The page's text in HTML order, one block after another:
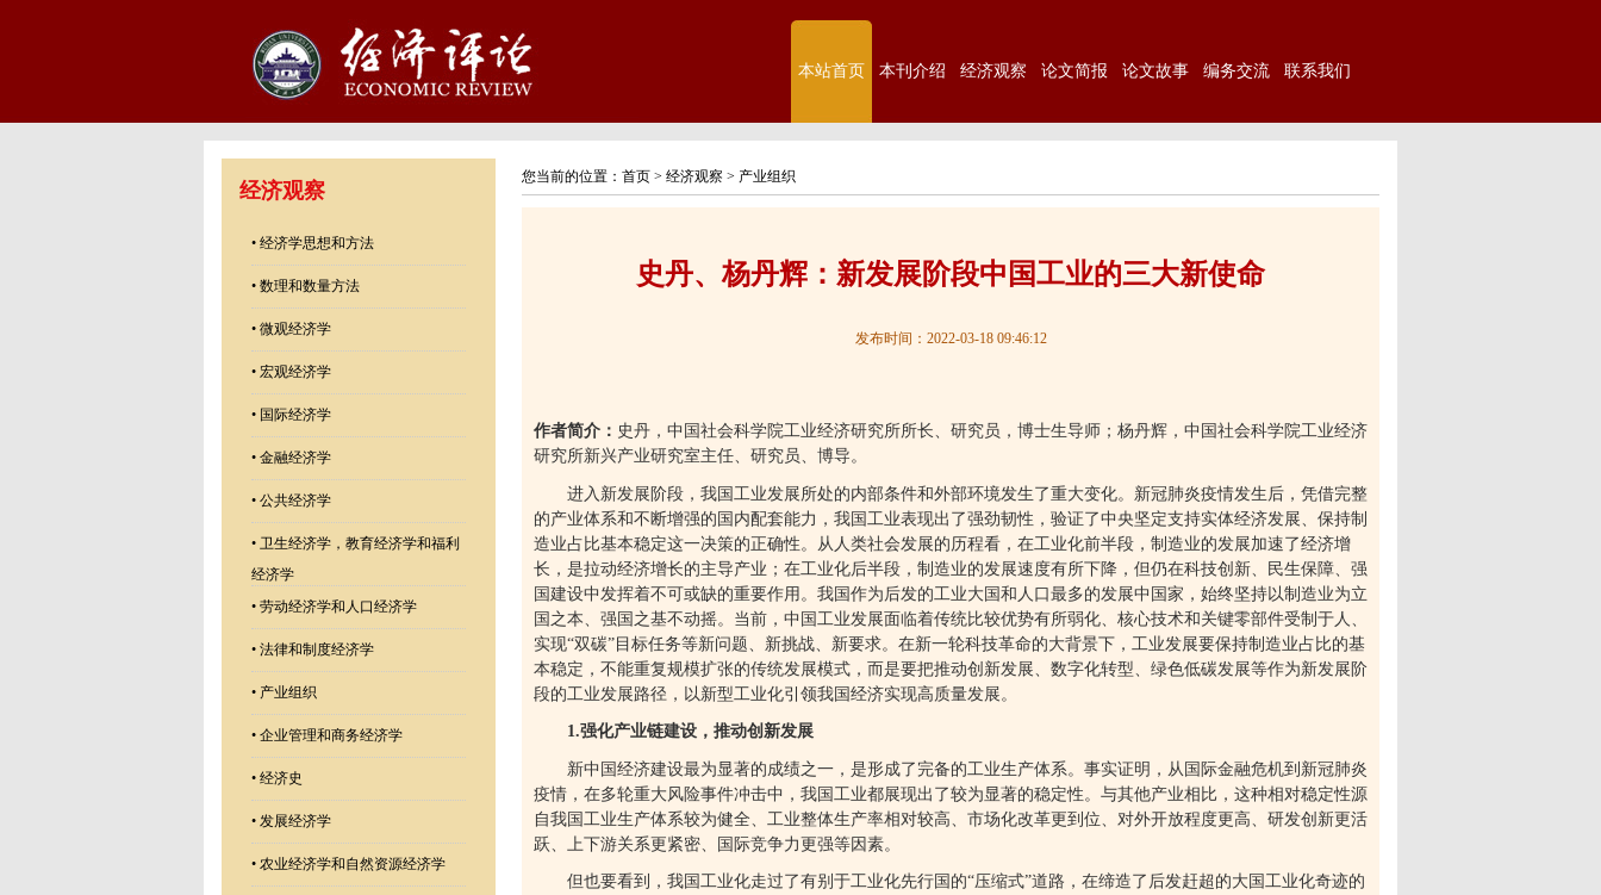
本站首页 本刊介绍 经济观察 论文简报 论文故事 编务交流 联系我们
经济观察
• 经济学思想和方法
• 数理和数量方法
• 微观经济学
• 宏观经济学
• 国际经济学
• 金融经济学
• 公共经济学
• 卫生经济学，教育经济学和福利
经济学
• 劳动经济学和人口经济学
• 法律和制度经济学
• 产业组织
• 企业管理和商务经济学
• 经济史
• 发展经济学
• 农业经济学和自然资源经济学
您当前的位置： 首页 > 经济观察 > 产业组织
史丹、杨丹辉：新发展阶段中国工业的三大新使命
发布时间：2022-03-18 09:46:12
作者简介： 史丹，中国社会科学院工业经济研究所所长、研究员，博士生导师；杨丹辉，中国社会科学院工业经济
研究所新兴产业研究室主任、研究员、博导。
进入新发展阶段，我国工业发展所处的内部条件和外部环境发生了重大变化。新冠肺炎疫情发生后，凭借完整
的产业体系和不断增强的国内配套能力，我国工业表现出了强劲韧性，验证了中央坚定支持实体经济发展、保持制
造业占比基本稳定这一决策的正确性。从人类社会发展的历程看，在工业化前半段，制造业的发展加速了经济增
长，是拉动经济增长的主导产业；在工业化后半段，制造业的发展速度有所下降，但仍在科技创新、民生保障、强
国建设中发挥着不可或缺的重要作用。我国作为后发的工业大国和人口最多的发展中国家，始终坚持以制造业为立
国之本、强国之基不动摇。当前，中国工业发展面临着传统比较优势有所弱化、核心技术和关键零部件受制于人、
实现“双碳” 目标任务等新问题、新挑战、新要求。在新一轮科技革命的大背景下，工业发展要保持制造业占比的基
本稳定，不能重复规模扩张的传统发展模式，而是要把推动创新发展、数字化转型、绿色低碳发展等作为新发展阶
段的工业发展路径，以新型工业化引领我国经济实现高质量发展。
1.强化产业链建设，推动创新发展
新中国经济建设最为显著的成绩之一，是形成了完备的工业生产体系。事实证明，从国际金融危机到新冠肺炎
疫情，在多轮重大风险事件冲击中，我国工业都展现出了较为显著的稳定性。与其他产业相比，这种相对稳定性源
自我国工业生产体系较为健全、工业整体生产率相对较高、市场化改革更到位、对外开放程度更高、研发创新更活
跃、上下游关系更紧密、国际竞争力更强等因素。
但也要看到，我国工业化走过了有别于工业化先行国的“压缩式”道路，在缔造了后发赶超的大国工业化奇迹的